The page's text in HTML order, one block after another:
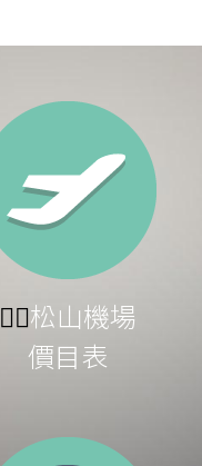
👉🏻松山機場
價目表